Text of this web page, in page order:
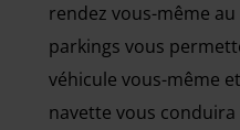
rendez vous-même
parkings vous
véhicule vous-même
navette vous